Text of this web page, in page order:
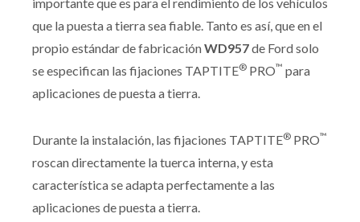
que la puesta a tierra sea fiable. Tanto es así, que en el
propio estándar de fabricaciónWD957de Ford solo
se especifican las fijaciones TAPTITE® PRO™ para
aplicaciones de puesta a tierra.
Durante la instalación, las fijaciones TAPTITE® PRO™
roscan directamente la tuerca interna, y esta
característica se adapta perfectamente a las
aplicaciones de puesta a tierra.